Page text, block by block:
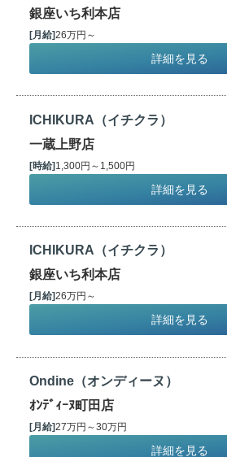
銀座いち利本店
[月給]26万円～
詳細を見る
ICHIKURA（イチクラ）
一蔵上野店
[時給]1,300円～1,500円
詳細を見る
ICHIKURA（イチクラ）
銀座いち利本店
[月給]26万円～
詳細を見る
Ondine（オンディーヌ）
ｵﾝﾃﾞｨｰﾇ町田店
[月給]27万円～30万円
詳細を見る